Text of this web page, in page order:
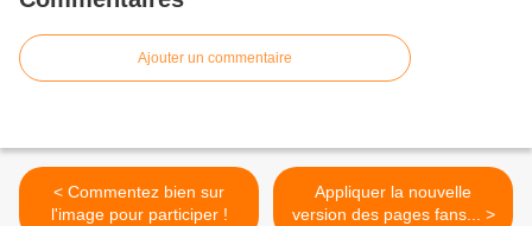
Ajouter un commentaire
< Commentez bien sur
l'image pour participer !
Appliquer la nouvelle
version des pages fans... >